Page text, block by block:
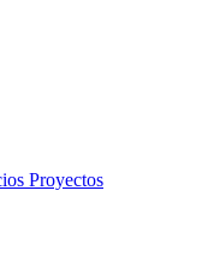
Proyectos